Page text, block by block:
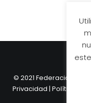
© 2021 Federación
Privacidad | Política de